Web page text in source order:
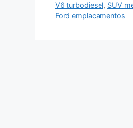
V6 turbodiesel, SUV
Ford emplacamentos